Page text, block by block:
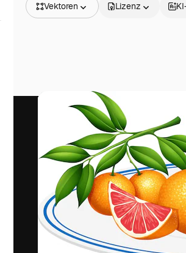
Vektoren
Videos
Filmmaterial
Motion Graphics
3D-Modelle
Schriftarten
Lizenz
Die kreative Plattform,
Arbeit zu verwirklichen.
Abonnenten unter
Agenturen und Studios.
Deutsch